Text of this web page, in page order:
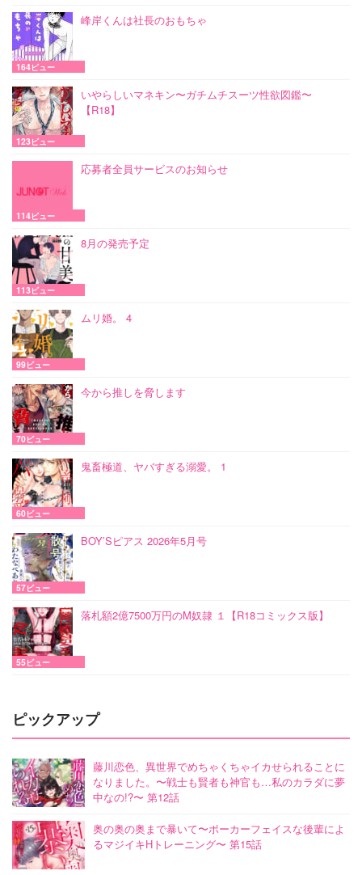
峰岸くんは社長のおもちゃ
164ビュー
いやらしいマネキン〜ガチムチスーツ性欲図鑑〜
【R18】
123ビュー
応募者全員サービスのお知らせ
114ビュー
8月の発売予定
113ビュー
ムリ婚。 4
99ビュー
今から推しを脅します
70ビュー
鬼畜極道、ヤバすぎる溺愛。 1
60ビュー
BOY’Sピアス 2026年5月号
57ビュー
落札額2億7500万円のM奴隷 １【R18コミックス版】
55ビュー
ピックアップ
藤川恋色、異世界でめちゃくちゃイカせられることに
なりました。〜戦士も賢者も神官も…私のカラダに夢
中なの!?〜 第12話
奥の奥の奥まで暴いて〜ポーカーフェイスな後輩によ
るマジイキHトレーニング〜 第15話